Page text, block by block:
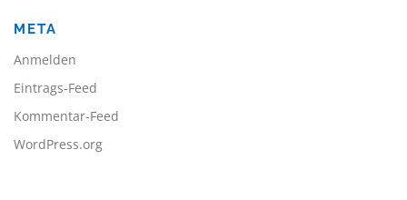
META
Anmelden
Eintrags-Feed
Kommentar-Feed
WordPress.org